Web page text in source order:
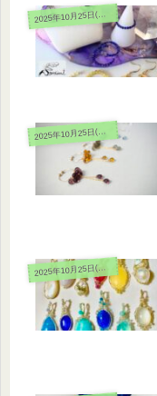
2025年10月25日(土)26日(日)
2025年10月25日(土)26日(日)
2025年10月25日(土)26日(日)